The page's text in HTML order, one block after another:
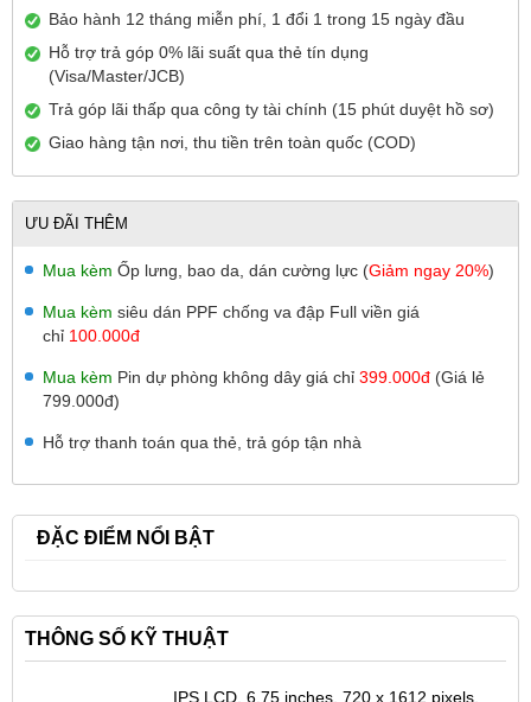
Bảo hành 12 tháng miễn phí, 1 đổi 1 trong 15 ngày đầu
Hỗ trợ trả góp 0% lãi suất qua thẻ tín dụng
(Visa/Master/JCB)
Trả góp lãi thấp qua công ty tài chính (15 phút duyệt hồ sơ)
Giao hàng tận nơi, thu tiền trên toàn quốc (COD)
ƯU ĐÃI THÊM
Mua kèm Ốp lưng, bao da, dán cường lực (Giảm ngay 20%)
Mua kèm siêu dán PPF chống va đập Full viền giá
chỉ 100.000đ
Mua kèm Pin dự phòng không dây giá chỉ 399.000đ (Giá lẻ
799.000đ)
Hỗ trợ thanh toán qua thẻ, trả góp tận nhà
ĐẶC ĐIỂM NỔI BẬT
THÔNG SỐ KỸ THUẬT
IPS LCD, 6.75 inches, 720 x 1612 pixels,